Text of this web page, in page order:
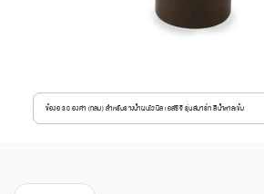
ข้องอ 30 องศา (กลม) สำหรับรางน้ำฝนไวนิล เอสซีจี รุ่นสมาร์ท สีน้ำตาลเข้ม